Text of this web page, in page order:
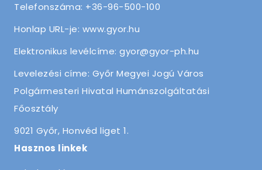
Telefonszáma: +36-96-500-100
Honlap URL-je: www.gyor.hu
Elektronikus levélcíme: gyor@gyor-ph.hu
Levelezési címe: Győr Megyei Jogú Város
Polgármesteri Hivatal Humánszolgáltatási
Főosztály
9021 Győr, Honvéd liget 1.
Hasznos linkek